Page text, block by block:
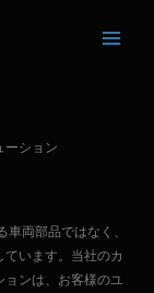
ーション
両部品ではなく、
います。当社のカ
ョンは、お客様のユ